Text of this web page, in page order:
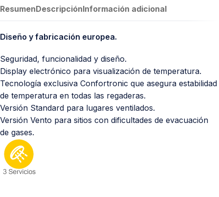
ResumenDescripciónInformación adicional
Diseño y fabricación europea.
Seguridad, funcionalidad y diseño.
Display electrónico para visualización de temperatura.
Tecnología exclusiva Confortronic que asegura estabilidad
de temperatura en todas las regaderas.
Versión Standard para lugares ventilados.
Versión Vento para sitios con dificultades de evacuación
de gases.